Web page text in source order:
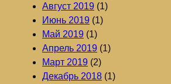
Август 2019 (1)
Июнь 2019 (1)
Май 2019 (1)
Апрель 2019 (1)
Март 2019 (2)
Декабрь 2018 (1)